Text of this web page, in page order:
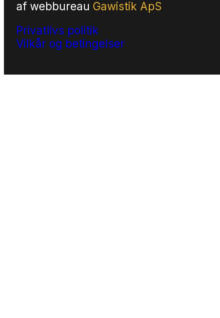
af webbureau Gawistik ApS
Privatlivs politik
Vilkår og betingelser